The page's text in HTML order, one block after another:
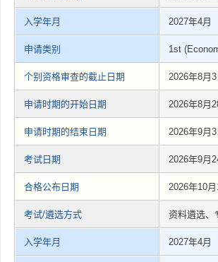
入学年月 2027年4月
申请类别 1st
个别资格审查的截止日期 2026年8月3
申请时期的开始日期 2026年8月
申请时期的结束日期 2026年9月
考试日期 2026年9月
合格公布日期 2026年10月
考试/遴选方式 资料遴选、
入学年月 2027年4月